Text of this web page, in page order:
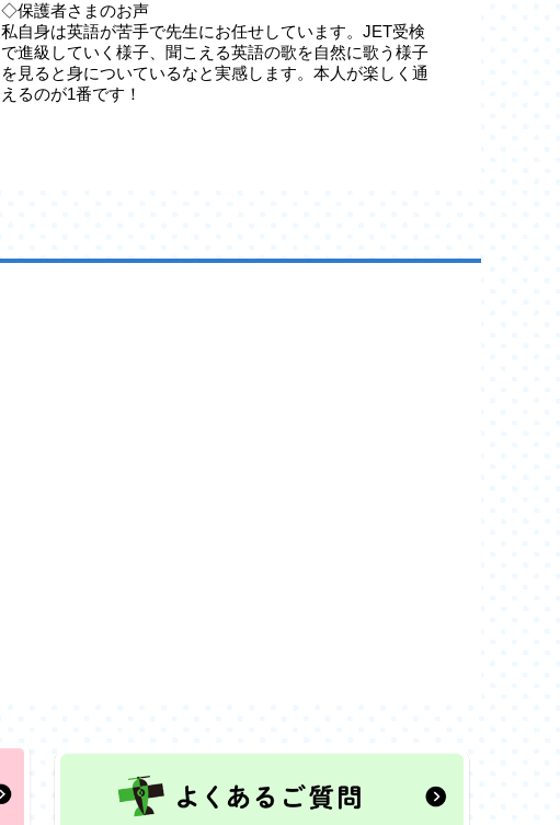
◇保護者さまのお声
私自身は英語が苦手で先生にお任せしています。JET受検
で進級していく様子、聞こえる英語の歌を自然に歌う様子
を見ると身についているなと実感します。本人が楽しく通
えるのが1番です！